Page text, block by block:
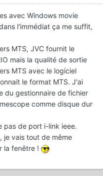
avec Windows movie
l'immédiat ça me suffit,
MTS, JVC fournit le
mais la qualité de sortie
MTS avec le logiciel
le format MTS. J'ai
du gestionnaire de fichier
comme disque dur
pas de port i-link ieee.
je vais tout de même
la fenêtre !